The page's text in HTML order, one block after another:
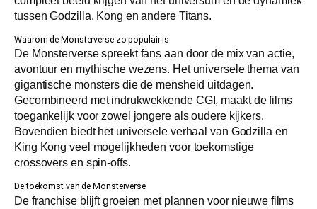
tussen Godzilla, Kong en andere Titans.
Waarom de Monsterverse zo populair is
De Monsterverse spreekt fans aan door de mix van actie,
avontuur en mythische wezens. Het universele thema van
gigantische monsters die de mensheid uitdagen.
Gecombineerd met indrukwekkende CGI, maakt de films
toegankelijk voor zowel jongere als oudere kijkers.
Bovendien biedt het universele verhaal van Godzilla en
King Kong veel mogelijkheden voor toekomstige
crossovers en spin-offs.
De toekomst van de Monsterverse
De franchise blijft groeien met plannen voor nieuwe films